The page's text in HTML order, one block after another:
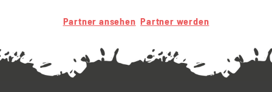
Partner ansehen Partner werden